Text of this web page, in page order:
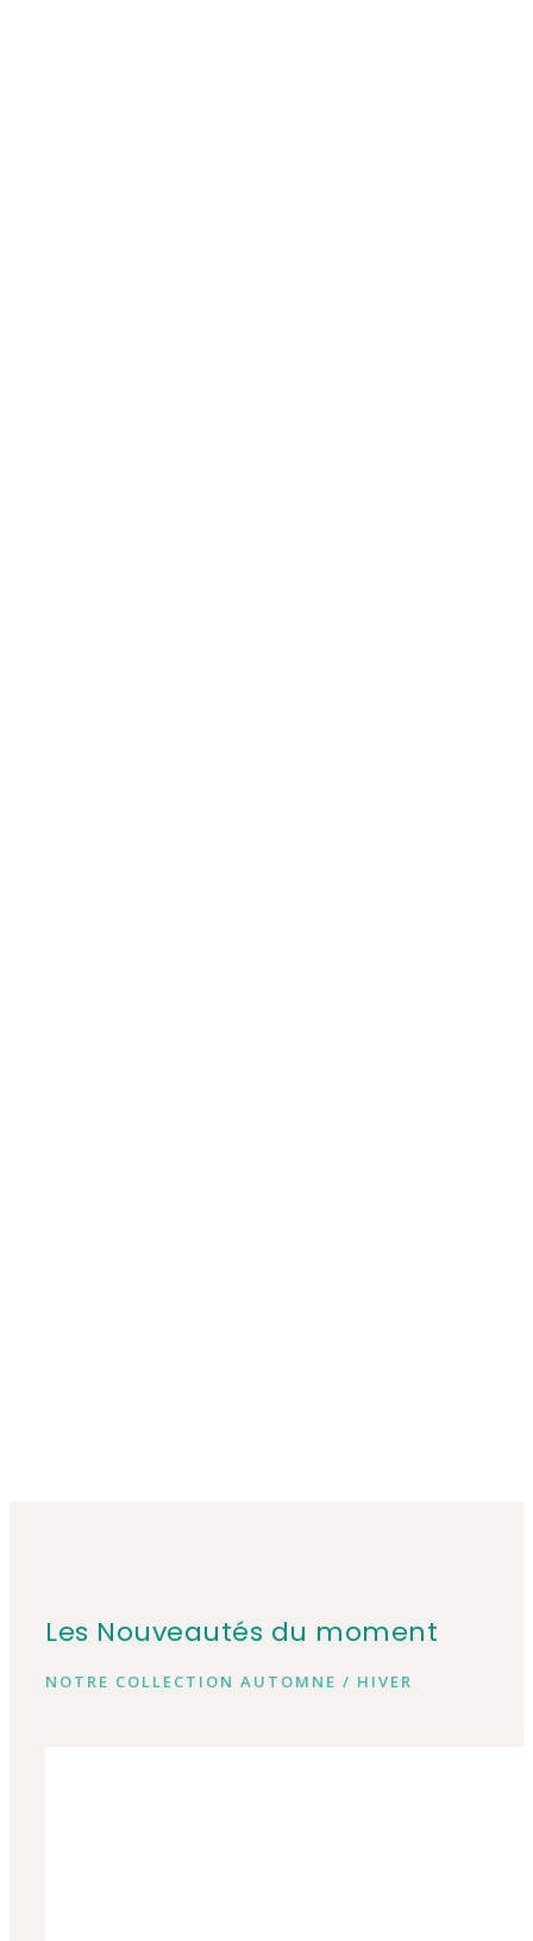
Les Nouveautés du moment
NOTRE COLLECTION AUTOMNE / HIVER